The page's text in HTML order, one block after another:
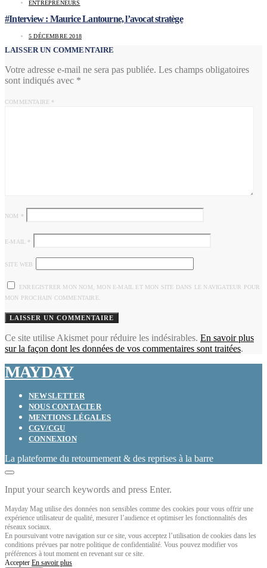
ENTREPRENEURS
#Interview : Maurice Lantourne, l’avocat stratège
5 DÉCEMBRE 2018
LAISSER UN COMMENTAIRE
Votre adresse e-mail ne sera pas publiée. Les champs obligatoires
sont indiqués avec *
COMMENTAIRE *
NOM *
E-MAIL *
SITE WEB
ENREGISTRER MON NOM, MON E-MAIL ET MON SITE DANS LE NAVIGATEUR POUR
MON PROCHAIN COMMENTAIRE.
Ce site utilise Akismet pour réduire les indésirables. En savoir plus
sur la façon dont les données de vos commentaires sont traitées.
MAYDAY
NEWSLETTER
NOUS CONTACTER
MENTIONS LÉGALES
CGV/CGU
CONNEXION
La plateforme du retournement & des reprises à la barre
Input your search keywords and press Enter.
Mayday Mag utilise des données non sensibles comme des cookies pour vous offrir une
expérience utilisateur de qualité, mesurer l’audience et optimiser les fonctionnalités des
réseaux sociaux.
En poursuivant votre navigation sur ce site, vous acceptez l’utilisation de cookies dans les
conditions prévues par notre politique de confidentialité. Vous pouvez modifier vos
préférences à tout moment en revenant sur ce site.
Accepter En savoir plus